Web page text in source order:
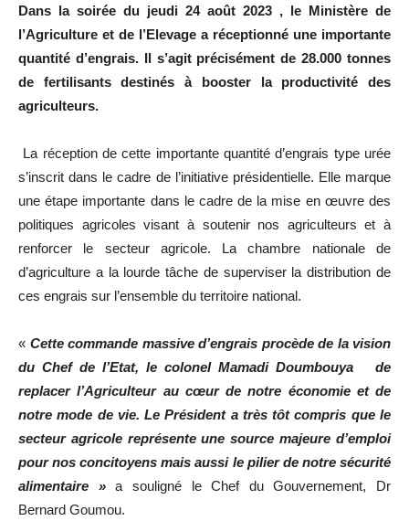
Dans la soirée du jeudi 24 août 2023 , le Ministère de
l’Agriculture et de l’Elevage a réceptionné une importante
quantité d’engrais. Il s’agit précisément de 28.000 tonnes
de fertilisants destinés à booster la productivité des
agriculteurs.
La réception de cette importante quantité d’engrais type urée
s’inscrit dans le cadre de l’initiative présidentielle. Elle marque
une étape importante dans le cadre de la mise en œuvre des
politiques agricoles visant à soutenir nos agriculteurs et à
renforcer le secteur agricole. La chambre nationale de
d’agriculture a la lourde tâche de superviser la distribution de
ces engrais sur l’ensemble du territoire national.
« Cette commande massive d’engrais procède de la vision
du Chef de l’Etat, le colonel Mamadi Doumbouya
de
replacer l’Agriculteur au cœur de notre économie et de
notre mode de vie. Le Président a très tôt compris que le
secteur agricole représente une source majeure d’emploi
pour nos concitoyens mais aussi le pilier de notre sécurité
alimentaire »a souligné le Chef du Gouvernement, Dr
Bernard Goumou.